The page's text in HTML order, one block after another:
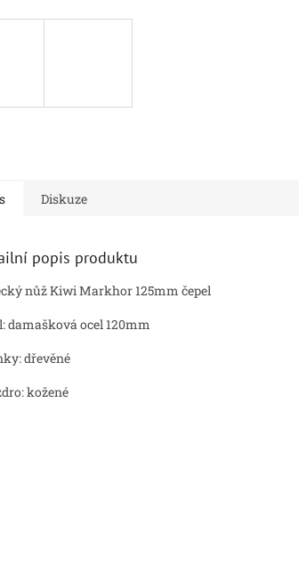
Diskuze
popis produktu
nůž Kiwi Markhor 125mm čepel
damašková ocel 120mm
dřevěné
kožené